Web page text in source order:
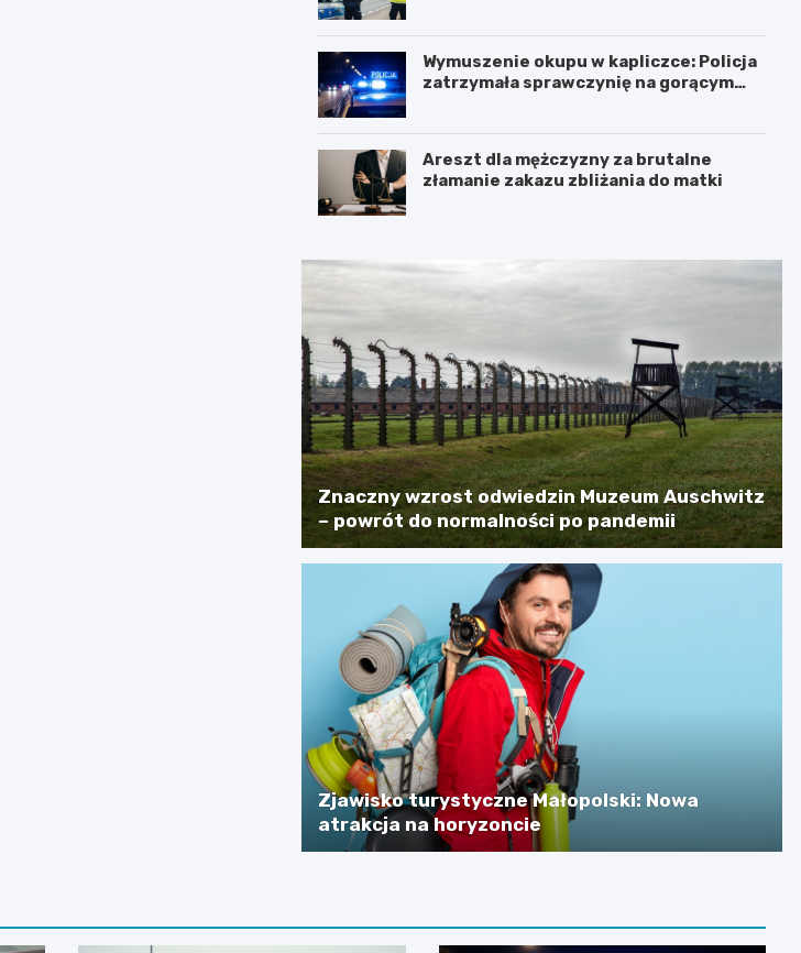
Wymuszenie okupu w kapliczce: Policja
zatrzymała sprawczynię na gorącym
Areszt dla mężczyzny za brutalne
złamanie zakazu zbliżania do matki
Znaczny wzrost odwiedzin Muzeum Auschwitz
– powrót do normalności po pandemii
Zjawisko turystyczne Małopolski: Nowa
atrakcja na horyzoncie